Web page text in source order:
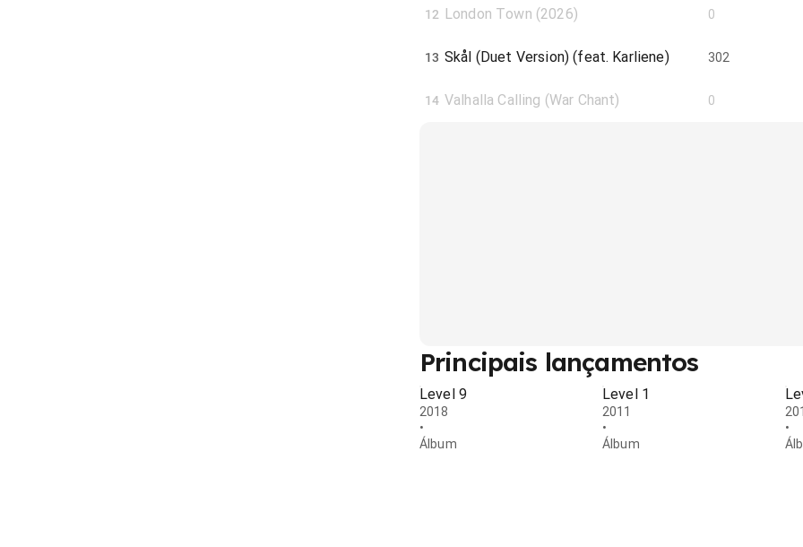
12 London Town (2026) 0
13 Skål (Duet Version) (feat. Karliene) 302
14 Valhalla Calling (War Chant) 0
Principais lançamentos
Level 9
2018
•
Álbum
Level 1
2011
•
Álbum
•